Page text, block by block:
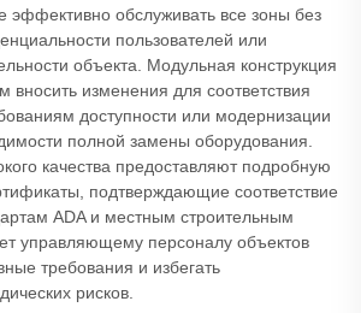
эффективно обслуживать все зоны без
пользователей или
объекта. Модульная конструкция
вносить изменения для соответствия
доступности или модернизации
полной замены оборудования.
качества предоставляют подробную
подтверждающие соответствие
ADA и местным строительным
управляющему персоналу объектов
требования и избегать
рисков.